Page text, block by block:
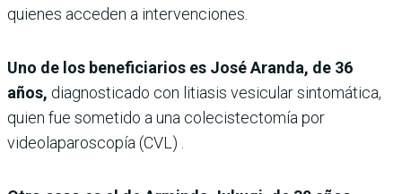
quienes acceden a intervenciones.
Uno de los beneficiarios es José Aranda, de 36
años, diagnosticado con litiasis vesicular sintomática,
quien fue sometido a una colecistectomía por
videolaparoscopía (CVL) .